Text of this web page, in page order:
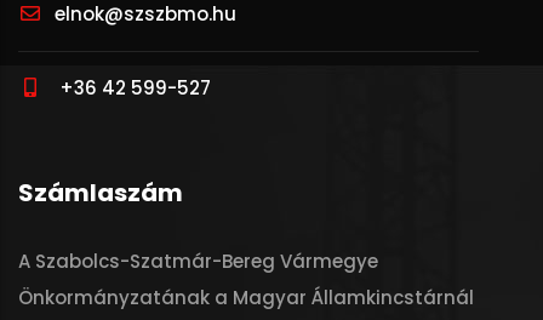
elnok@szszbmo.hu
+36 42 599-527
Számlaszám
A Szabolcs-Szatmár-Bereg Vármegye
Önkormányzatának a Magyar Államkincstárnál